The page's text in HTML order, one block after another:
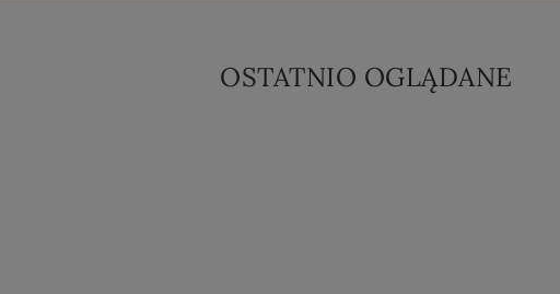
OSTATNIO OGLĄDANE